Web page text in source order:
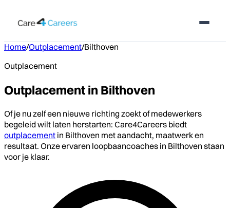
Home/Outplacement/Bilthoven
Outplacement
Outplacement in Bilthoven
Of je nu zelf een nieuwe richting zoekt of medewerkers
begeleid wilt laten herstarten: Care4Careers biedt
outplacement in Bilthoven met aandacht, maatwerk en
resultaat. Onze ervaren loopbaancoaches in Bilthoven staan
voor je klaar.